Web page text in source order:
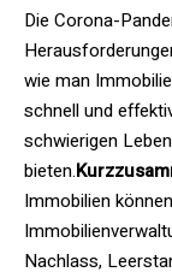
Die Corona-
wie man
schnell und
schwierigen
bieten.
Immobilien
Nachlass,